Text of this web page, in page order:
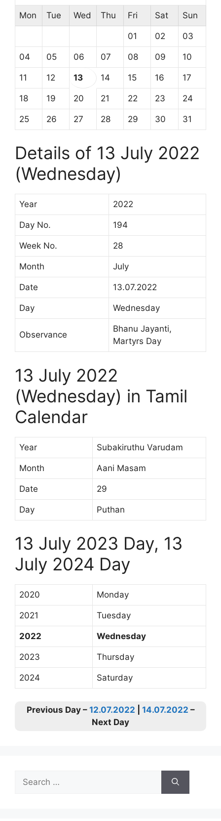
Mon Tue Wed Thu Fri Sat Sun
01 02 03
04 05 06 07 08 09 10
11 12 13 14 15 16 17
18 19 20 21 22 23 24
25 26 27 28 29 30 31
Details of 13 July 2022
(Wednesday)
Year 2022
Day No. 194
Week No. 28
Month July
Date 13.07.2022
Day Wednesday
Observance
Bhanu Jayanti,
Martyrs Day
13 July 2022
(Wednesday) in Tamil
Calendar
Year Subakiruthu Varudam
Month Aani Masam
Date 29
Day Puthan
13 July 2023 Day, 13
July 2024 Day
2020 Monday
2021 Tuesday
2022 Wednesday
2023 Thursday
2024 Saturday
Previous Day – 12.07.2022 14.07.2022 –
Next Day
for: